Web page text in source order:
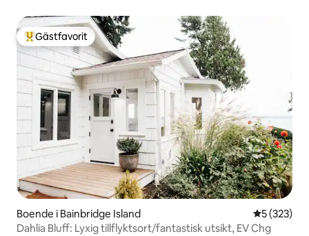
Populär gästfavorit
Gästfavorit
Boende i Bainbridge Island 5 av 5 i
5 (323)
Dahlia Bluff: Lyxig tillflyktsort/fantastisk utsikt, EV Chg